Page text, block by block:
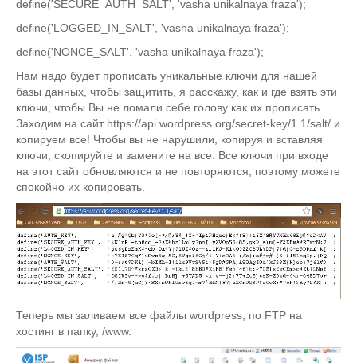
define('SECURE_AUTH_SALT', 'vasha unikalnaya fraza');
define('LOGGED_IN_SALT', 'vasha unikalnaya fraza');
define('NONCE_SALT', 'vasha unikalnaya fraza');
Нам надо будет прописать уникальные ключи для нашей
базы данных, чтобы защитить, я расскажу, как и где взять эти
ключи, чтобы Вы не ломали себе голову как их прописать.
Заходим на сайт https://api.wordpress.org/secret-key/1.1/salt/ и
копируем все! Чтобы вы не нарушили, копируя и вставляя
ключи, скопируйте и замените на все. Все ключи при входе
на этот сайт обновляются и не повторяются, поэтому можете
спокойно их копировать.
Теперь мы заливаем все файлы wordpress, по FTP на
хостинг в папку, /www.